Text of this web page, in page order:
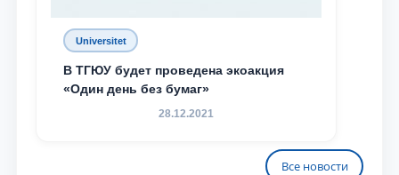
Universitet
В ТГЮУ будет проведена экоакция
«Один день без бумаг»
28.12.2021
Все новости